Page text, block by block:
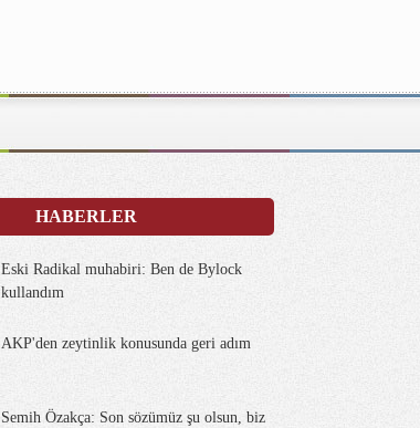
HABERLER
Eski Radikal muhabiri: Ben de Bylock
kullandım
AKP'den zeytinlik konusunda geri adım
Semih Özakça: Son sözümüz şu olsun, biz